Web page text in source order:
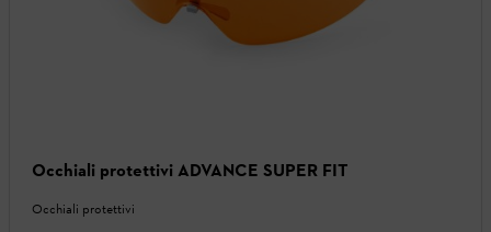
Occhiali protettivi ADVANCE SUPER FIT
Occhiali protettivi